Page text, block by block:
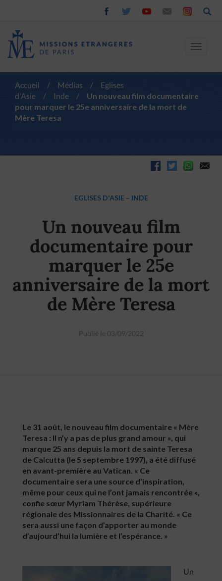
Toggle
Accueil / Médias /
Eglises
d'Asie
/ Inde /
Un nouveau film documentaire
pour marquer le 25e anniversaire de la mort de
Mère Teresa
EGLISES D'ASIE – INDE
Un nouveau film
documentaire pour
marquer le 25e
anniversaire de la mort
de Mère Teresa
Publié le 03/09/2022
Le 31 août, le nouveau film documentaire « Mère
Teresa : Il n’y a pas de plus grand amour », qui
marque 25 ans depuis la mort de sainte Teresa
de Calcutta (le 5 septembre 1997), a été diffusé
en avant-première au Vatican. « Ce
documentaire sera une source d’inspiration,
même pour ceux qui ne l’ont jamais rencontrée »,
confie sœur Myriam Thérèse, supérieure
régionale des Missionnaires de la Charité. « Ce
sera aussi une façon d’apporter au monde
d’aujourd’hui la lumière et l’espérance. »
Un